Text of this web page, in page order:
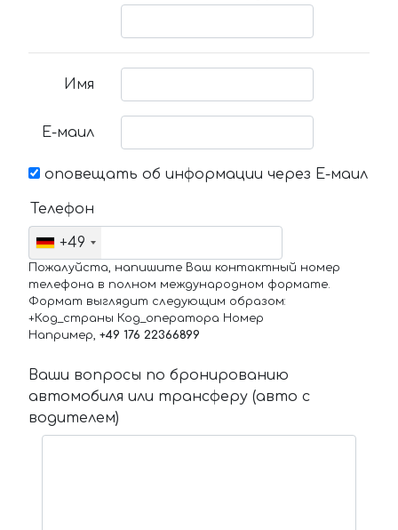
Имя
Е-маил
оповещать об информации через Е-маил
Телефон
+49
Пожалуйста, напишите Ваш контактный номер
телефона в полном международном формате.
Формат выглядит следующим образом:
+Код_страны Код_оператора Номер
Например, +49 176 22366899
Ваши вопросы по бронированию
автомобиля или трансферу (авто с
водителем)